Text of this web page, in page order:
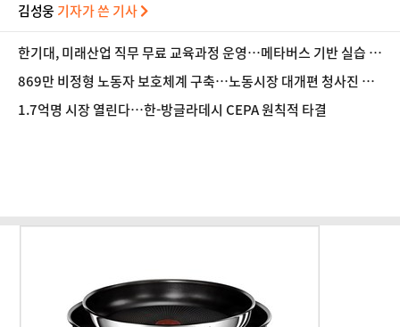
김성웅 기자가 쓴 기사
한기대, 미래산업 직무 무료 교육과정 운영…메타버스 기반 실습 도
입
869만 비정형 노동자 보호체계 구축…노동시장 대개편 청사진 공
개
1.7억명 시장 열린다…한-방글라데시 CEPA 원칙적 타결